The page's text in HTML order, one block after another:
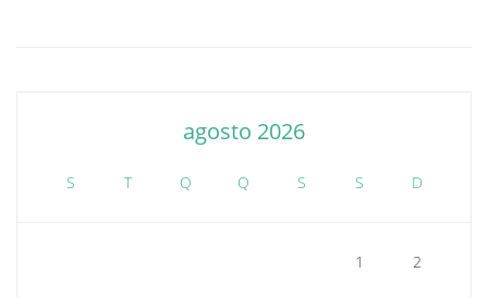
agosto 2026
S T Q Q S S D
1 2